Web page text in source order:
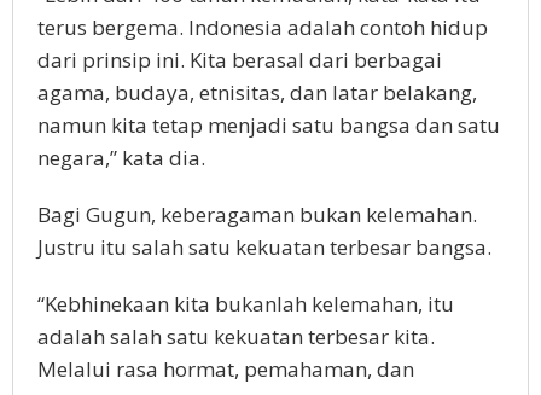
terus bergema. Indonesia adalah contoh hidup
dari prinsip ini. Kita berasal dari berbagai
agama, budaya, etnisitas, dan latar belakang,
namun kita tetap menjadi satu bangsa dan satu
negara,” kata dia.
Bagi Gugun, keberagaman bukan kelemahan.
Justru itu salah satu kekuatan terbesar bangsa.
“Kebhinekaan kita bukanlah kelemahan, itu
adalah salah satu kekuatan terbesar kita.
Melalui rasa hormat, pemahaman, dan